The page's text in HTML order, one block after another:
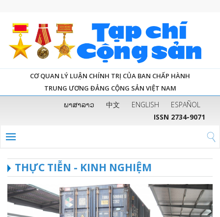
CƠ QUAN LÝ LUẬN CHÍNH TRỊ CỦA BAN CHẤP HÀNH
TRUNG ƯƠNG ĐẢNG CỘNG SẢN VIỆT NAM
ພາສາລາວ 中文 ENGLISH
ESPAÑOL
ISSN 2734-9071
THỰC TIỄN - KINH NGHIỆM